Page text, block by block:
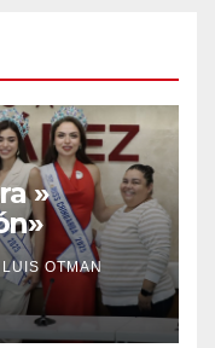
»
LUIS OTMAN